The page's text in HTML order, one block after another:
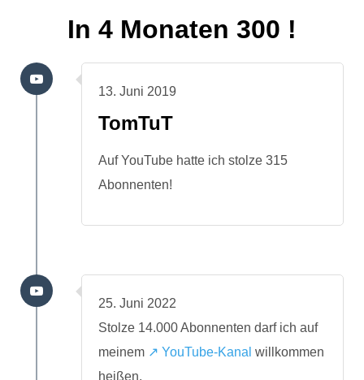
In 4 Monaten 300 !
13. Juni 2019
TomTuT
Auf YouTube hatte ich stolze 315
Abonnenten!
25. Juni 2022
Stolze 14.000 Abonnenten darf ich auf
meinem ↗️ YouTube-Kanal willkommen
heißen.